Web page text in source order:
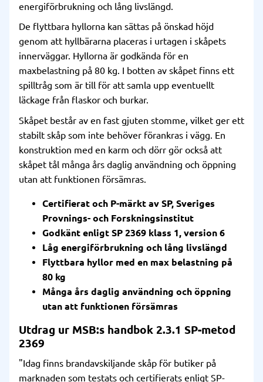
energiförbrukning och lång livslängd.
De flyttbara hyllorna kan sättas på önskad höjd
genom att hyllbärarna placeras i urtagen i skåpets
innerväggar. Hyllorna är godkända för en
maxbelastning på 80 kg. I botten av skåpet finns ett
spilltråg som är till för att samla upp eventuellt
läckage från flaskor och burkar.
Skåpet består av en fast gjuten stomme, vilket ger ett
stabilt skåp som inte behöver förankras i vägg. En
konstruktion med en karm och dörr gör också att
skåpet tål många års daglig användning och öppning
utan att funktionen försämras.
Certifierat och P-märkt av SP, Sveriges
Provnings- och Forskningsinstitut
Godkänt enligt SP 2369 klass 1, version 6
Låg energiförbrukning och lång livslängd
Flyttbara hyllor med en max belastning på
80 kg
Många års daglig användning och öppning
utan att funktionen försämras
Utdrag ur MSB:s handbok 2.3.1 SP-metod
2369
"Idag finns brandavskiljande skåp för butiker på
marknaden som testats och certifierats enligt SP-